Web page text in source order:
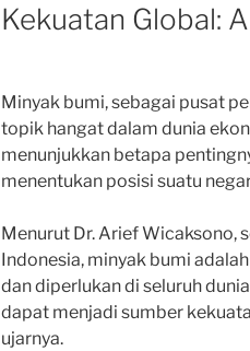
Kekuatan Global:
Minyak bumi, sebagai pusat
topik hangat dalam dunia
menunjukkan betapa
menentukan posisi suatu
Menurut Dr. Arief Wicaksono,
Indonesia, minyak bumi
dan diperlukan di seluruh
dapat menjadi sumber
ujarnya.